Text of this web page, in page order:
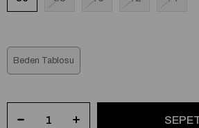
Beden Tablosu